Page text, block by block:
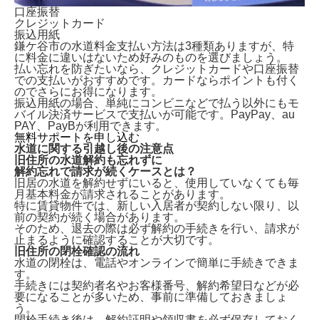
口座振替
クレジットカード
振込用紙
鎌ケ谷市の水道料金支払い方法は3種類ありますが、特
に料金に違いはないため好みのものを選びましょう。
払い忘れを防ぎたいなら、クレジットカードや口座振替
での支払いがおすすめです。カードならポイントも付く
のでさらにお得になります。
振込用紙の場合、単純にコンビニなどで払う以外にもモ
バイル決済サービスで支払いが可能です。PayPay、au
PAY、PayBが利用できます。
無料サポートを申し込む
水道に関する引越し後の注意点
旧住所の水道解約も忘れずに
解約忘れで請求が続くケースとは？
旧居の水道を解約せずにいる と、使用していなくても毎
月基本料金が請求されることがあります。
特に賃貸物件では、新しい入居者が契約しない限り、以
前の契約が続く場合があります。
そのため、退去の際は必ず解約の手続きを行い、請求が
止まるように確認することが大切です。
旧住所の閉栓確認の流れ
水道の閉栓は、 電話やオンラインで簡単に手続きできま
す。
手続きには契約者名やお客様番号、解約希望日などが必
要になることが多いため、事前に準備しておきましょ
う。
よくある質問
まとめ｜鎌ケ谷市での水道手続き